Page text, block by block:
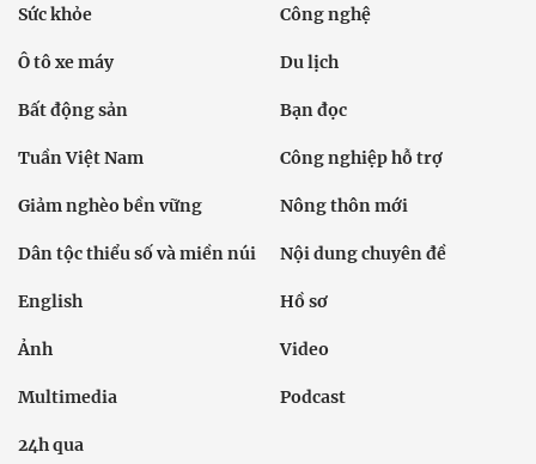
Sức khỏe Công nghệ
Ô tô xe máy Du lịch
Bất động sản Bạn đọc
Tuần Việt Nam Công nghiệp hỗ trợ
Giảm nghèo bền vững Nông thôn mới
Dân tộc thiểu số và miền núi Nội dung chuyên đề
English Hồ sơ
Ảnh Video
Multimedia Podcast
24h qua